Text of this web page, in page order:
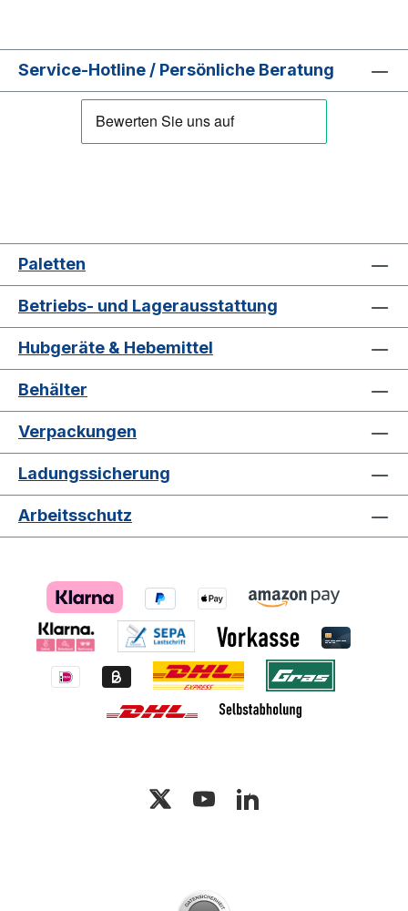
Service-Hotline / Persönliche Beratung
Paletten
Betriebs- und Lagerausstattung
Hubgeräte & Hebemittel
Behälter
Verpackungen
Ladungssicherung
Arbeitsschutz